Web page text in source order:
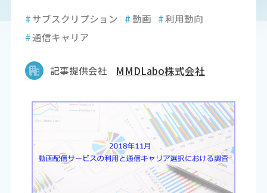
#サブスクリプション #動画 #利用動向
#通信キャリア
記事提供会社 MMDLabo株式会社